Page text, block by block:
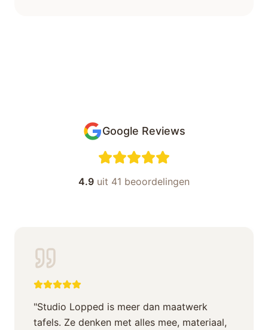
Google Reviews
4.9 uit 41 beoordelingen
"Studio Lopped is meer dan maatwerk
tafels. Ze denken met alles mee, materiaal,